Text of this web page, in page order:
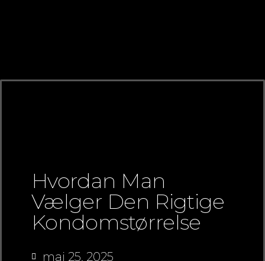
Hvordan Man
Vælger Den Rigtige
Kondomstørrelse
maj 25, 2025